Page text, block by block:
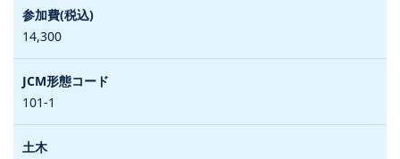
14,300
101-1